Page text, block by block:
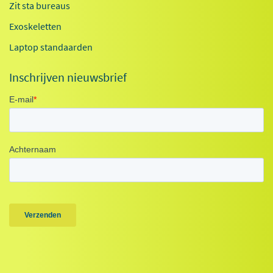
Zit sta bureaus
Exoskeletten
Laptop standaarden
Inschrijven nieuwsbrief